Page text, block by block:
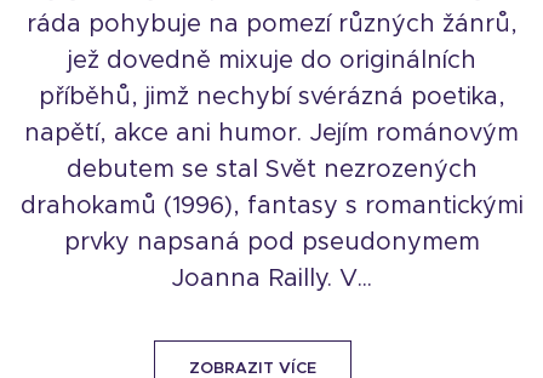
ráda pohybuje na pomezí různých žánrů,
jež dovedně mixuje do originálních
příběhů, jimž nechybí svérázná poetika,
napětí, akce ani humor. Jejím románovým
debutem se stal Svět nezrozených
drahokamů (1996), fantasy s romantickými
prvky napsaná pod pseudonymem
Joanna Railly. V...
ZOBRAZIT VÍCE